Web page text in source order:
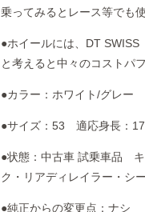
乗ってみるとレース等でも
●ホイールには、DT
と考えると中々のコストパ
●カラー：ホワイト/グレー
●サイズ：53 適応身長：
●状態：中古車 試乗車品 キ
ク・リアディレイラー・シ
●純正からの変更点：ナシ